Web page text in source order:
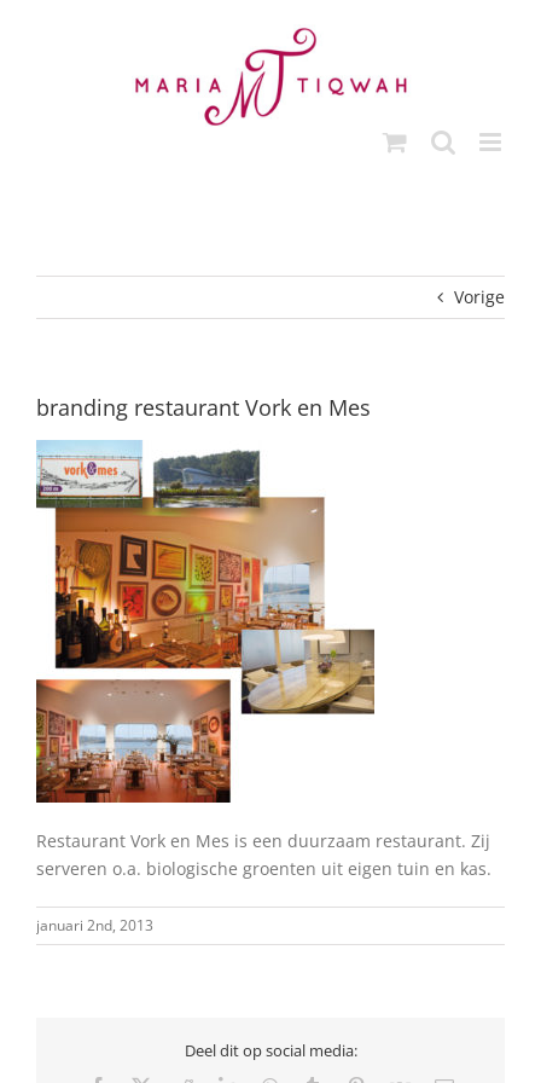
Vorige
branding restaurant Vork en Mes
Restaurant Vork en Mes is een duurzaam restaurant. Zij
serveren o.a. biologische groenten uit eigen tuin en kas.
januari 2nd, 2013
Deel dit op social media: